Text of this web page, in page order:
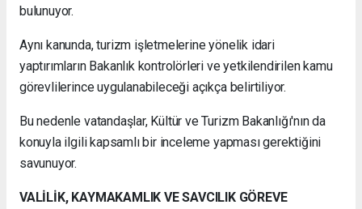
bulunuyor.
Aynı kanunda, turizm işletmelerine yönelik idari
yaptırımların Bakanlık kontrolörleri ve yetkilendirilen kamu
görevlilerince uygulanabileceği açıkça belirtiliyor.
Bu nedenle vatandaşlar, Kültür ve Turizm Bakanlığı'nın da
konuyla ilgili kapsamlı bir inceleme yapması gerektiğini
savunuyor.
VALİLİK, KAYMAKAMLIK VE SAVCILIK GÖREVE